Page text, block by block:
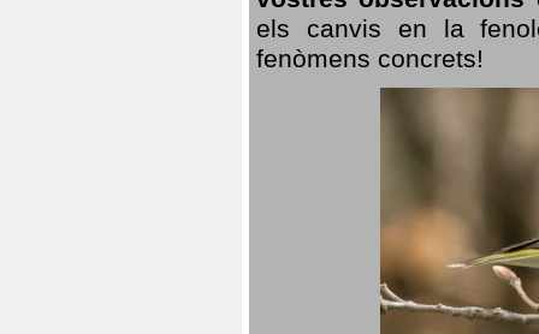
els canvis en la
fenòmens concrets!